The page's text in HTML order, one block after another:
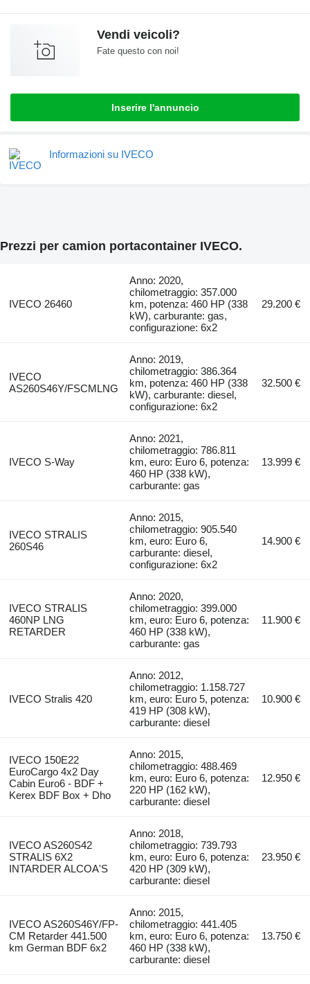
Vendi veicoli?
Fate questo con noi!
Inserire l'annuncio
Informazioni su IVECO
Prezzi per camion portacontainer IVECO.
IVECO 26460
Anno: 2020,
chilometraggio: 357.000
km, potenza: 460 HP (338
kW), carburante: gas,
configurazione: 6x2
29.200 €
IVECO
AS260S46Y/FSCMLNG
Anno: 2019,
chilometraggio: 386.364
km, potenza: 460 HP (338
kW), carburante: diesel,
configurazione: 6x2
32.500 €
IVECO S-Way
Anno: 2021,
chilometraggio: 786.811
km, euro: Euro 6, potenza:
460 HP (338 kW),
carburante: gas
13.999 €
IVECO STRALIS
260S46
Anno: 2015,
chilometraggio: 905.540
km, euro: Euro 6,
carburante: diesel,
configurazione: 6x2
14.900 €
IVECO STRALIS
460NP LNG
RETARDER
Anno: 2020,
chilometraggio: 399.000
km, euro: Euro 6, potenza:
460 HP (338 kW),
carburante: gas
11.900 €
IVECO Stralis 420
Anno: 2012,
chilometraggio: 1.158.727
km, euro: Euro 5, potenza:
419 HP (308 kW),
carburante: diesel
10.900 €
IVECO 150E22
EuroCargo 4x2 Day
Cabin Euro6 - BDF +
Kerex BDF Box + Dho
Anno: 2015,
chilometraggio: 488.469
km, euro: Euro 6, potenza:
220 HP (162 kW),
carburante: diesel
12.950 €
IVECO AS260S42
STRALIS 6X2
INTARDER ALCOA'S
Anno: 2018,
chilometraggio: 739.793
km, euro: Euro 6, potenza:
420 HP (309 kW),
carburante: diesel
23.950 €
IVECO AS260S46Y/FP-
CM Retarder 441.500
km German BDF 6x2
Anno: 2015,
chilometraggio: 441.405
km, euro: Euro 6, potenza:
460 HP (338 kW),
carburante: diesel
13.750 €